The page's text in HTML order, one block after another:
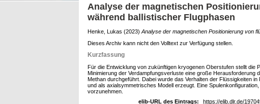
Analyse der magnetischen
während ballistischer Flugphasen
Henke, Lukas (2023) Analyse der magnetischen Positionierung von
Dieses Archiv kann nicht den Volltext zur Verfügung stellen.
Kurzfassung
Für die Entwicklung von zukünftigen kryogenen Oberstufen stellt die
Minimierung der Verdampfungsverluste eine große Herausforderung
Methan durchgeführt. Dabei wurde das Verhalten der Flüssigkeiten
und als axialsymmetrisches Modell erzeugt. Eine
vorzunehmen.
elib-URL des Eintrags:
https://elib.dlr.de/